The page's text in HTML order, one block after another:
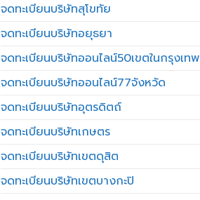
จดทะเบียนบริษัทสุโขทัย
จดทะเบียนบริษัทอยุธยา
จดทะเบียนบริษัทออนไลน์50เขตในกรุงเทพ
จดทะเบียนบริษัทออนไลน์77จังหวัด
จดทะเบียนบริษัทอุตรดิตถ์
จดทะเบียนบริษัทเกษตร
จดทะเบียนบริษัทเขตดุสิต
จดทะเบียนบริษัทเขตบางกะปิ